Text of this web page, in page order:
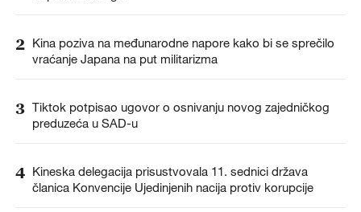
2 Kina poziva na međunarodne napore kako bi se sprečilo
vraćanje Japana na put militarizma
3 Tiktok potpisao ugovor o osnivanju novog zajedničkog
preduzeća u SAD-u
4 Kineska delegacija prisustvovala 11. sednici država
članica Konvencije Ujedinjenih nacija protiv korupcije